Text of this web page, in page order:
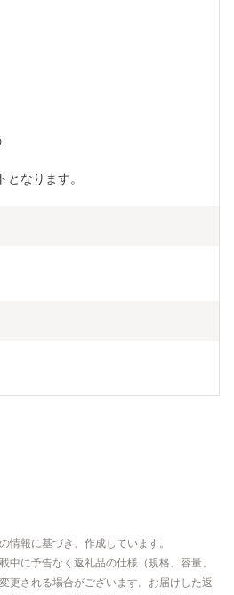
となります。
情報に基づき、作成しています。
中に予告なく返礼品の仕様（規格、容量、
更される場合がございます。お届けした返